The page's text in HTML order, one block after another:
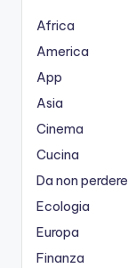
Africa
America
App
Asia
Cinema
Cucina
Da non perdere
Ecologia
Europa
Finanza